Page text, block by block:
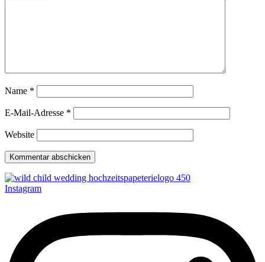
Name *
E-Mail-Adresse *
Website
Instagram